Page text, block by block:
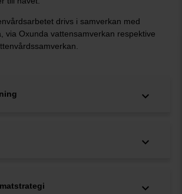
drivs i samverkan med
via Oxunda vattensamverkan respektive